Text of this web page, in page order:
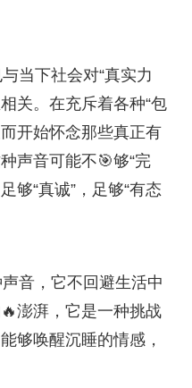
当下社会对“真实力
关。在充斥着各种“包
开始怀念那些真正有
声音可能不🎯够“完
够“真诚”，足够“有态
音，它不回避生活中
澎湃，它是一种挑战
够唤醒沉睡的情感，